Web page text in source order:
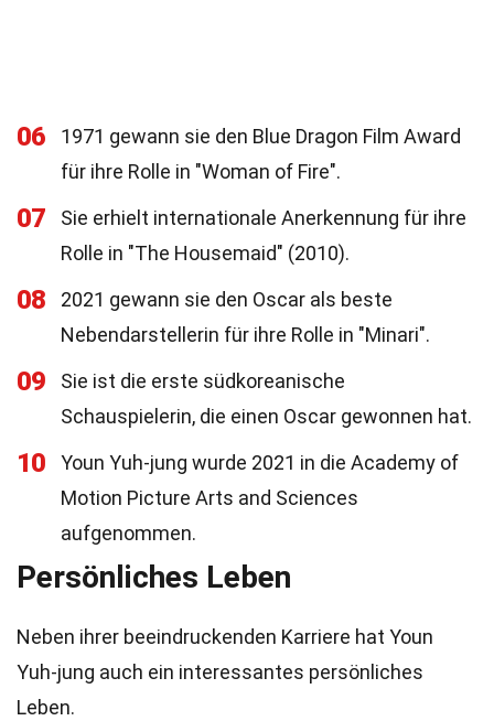
06
1971 gewann sie den Blue Dragon Film Award
für ihre Rolle in "Woman of Fire".
07
Sie erhielt internationale Anerkennung für ihre
Rolle in "The Housemaid" (2010).
08
2021 gewann sie den Oscar als beste
Nebendarstellerin für ihre Rolle in "Minari".
09
Sie ist die erste südkoreanische
Schauspielerin, die einen Oscar gewonnen hat.
10
Youn Yuh-jung wurde 2021 in die Academy of
Motion Picture Arts and Sciences
aufgenommen.
Persönliches Leben
Neben ihrer beeindruckenden Karriere hat Youn
Yuh-jung auch ein interessantes persönliches
Leben.